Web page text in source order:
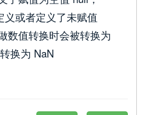
义或者定义了未赋值
数值转换时会被转换为
换为 NaN